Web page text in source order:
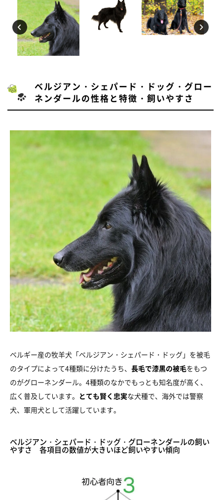
ベルジアン・シェパード・ドッグ・グロー
ネンダールの性格と特徴・飼いやすさ
ベルギー産の牧羊犬「ベルジアン・シェパード・ドッグ」を被毛
のタイプによって4種類に分けたうち、 長毛で漆黒の被毛をもつ
のがグローネンダール。4種類のなかでもっとも知名度が高く、
広く普及しています。 とても賢く忠実な犬種で、海外では警察
犬、軍用犬として活躍しています。
ベルジアン・シェパード・ドッグ・グローネンダールの飼い
やすさ 各項目の数値が大きいほど飼いやすい傾向